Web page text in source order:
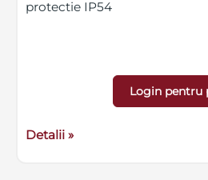
protectie IP54
Login pentru
Detalii »